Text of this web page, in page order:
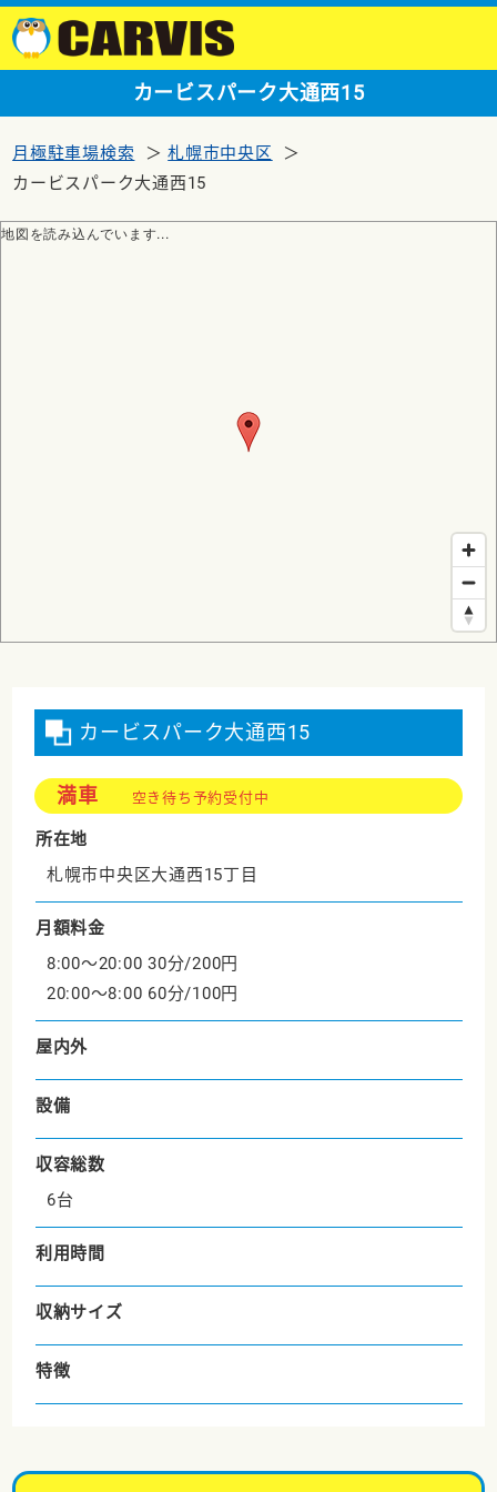
カービスパーク大通西15
月極駐車場検索
札幌市中央区
カービスパーク大通西15
地図を読み込んでいます...
カービスパーク大通西15
満車 空き待ち予約受付中
所在地
札幌市中央区大通西15丁目
月額料金
8:00～20:00 30分/200円
20:00～8:00 60分/100円
屋内外
設備
収容総数
6台
利用時間
収納サイズ
特徴